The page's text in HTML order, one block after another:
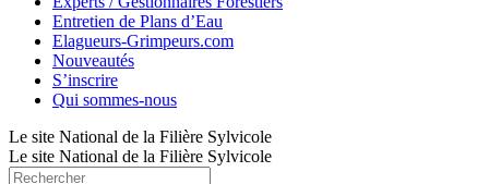
Entretien de Plans d’Eau
Elagueurs-Grimpeurs.com
Nouveautés
S’inscrire
Qui sommes-nous
Le site National de la Filière Sylvicole
Le site National de la Filière Sylvicole